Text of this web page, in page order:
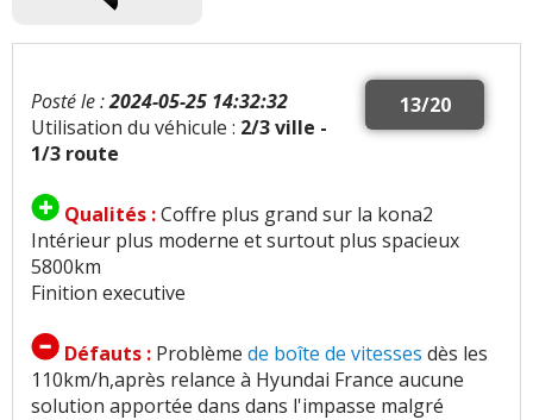
13/20
Posté le :2024-05-25 14:32:32
Utilisation du véhicule : 2/3 ville -
1/3 route
Qualités :Coffre plus grand sur la kona2
Intérieur plus moderne et surtout plus spacieux
5800km
Finition executive
Défauts : Problème de boîte de vitesses dès les
110km/h,après relance à Hyundai France aucune
solution apportée dans dans l'impasse malgré